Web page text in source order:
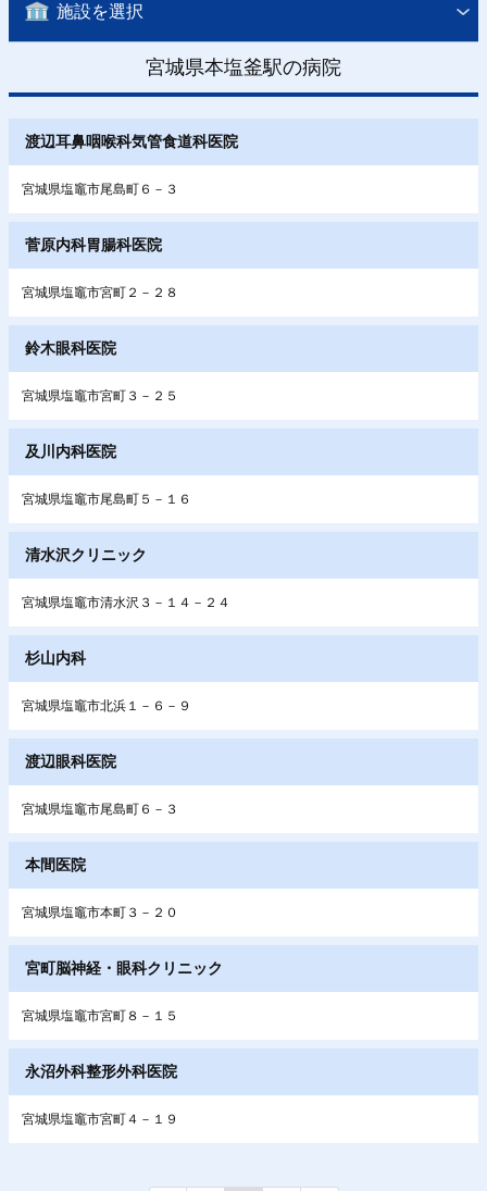
施設を選択
宮城県本塩釜駅の病院
渡辺耳鼻咽喉科気管食道科医院
宮城県塩竈市尾島町６－３
菅原内科胃腸科医院
宮城県塩竈市宮町２－２８
鈴木眼科医院
宮城県塩竈市宮町３－２５
及川内科医院
宮城県塩竈市尾島町５－１６
清水沢クリニック
宮城県塩竈市清水沢３－１４－２４
杉山内科
宮城県塩竈市北浜１－６－９
渡辺眼科医院
宮城県塩竈市尾島町６－３
本間医院
宮城県塩竈市本町３－２０
宮町脳神経・眼科クリニック
宮城県塩竈市宮町８－１５
永沼外科整形外科医院
宮城県塩竈市宮町４－１９